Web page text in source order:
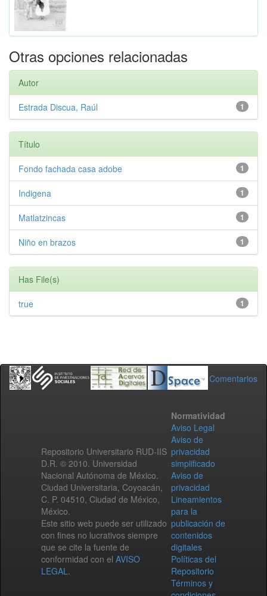
Otras opciones relacionadas
Autor
1
Estrada Discua, Raúl
Título
1
Fondo fachada casa adobe
1
Indigena
1
Matlatzincas
1
Niño en brazos
Has File(s)
1
true
Comentarios
Repositorio Universitario RUD-IIS
D.R. © 2010. Universidad
Nacional Autónoma de México.
Ciudad Universitaria, Coyoacán,
C. P. 04510, Ciudad de México,
México.
Este sitio web puede ser utilizado
con fines no lucrativos siempre
que se cite la fuente de
conformidad con el AVISO
LEGAL.
Normatividad
Aviso Legal
Aviso de
privacidad
simplificado
Aviso de
privacidad
Lineamientos
para la
publicación de
contenidos
digitales
Políticas del
Repositorio
Términos y